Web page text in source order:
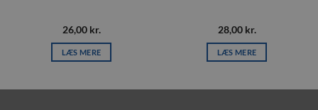
26,00 kr.
LÆS MERE
28,00 kr.
LÆS MERE